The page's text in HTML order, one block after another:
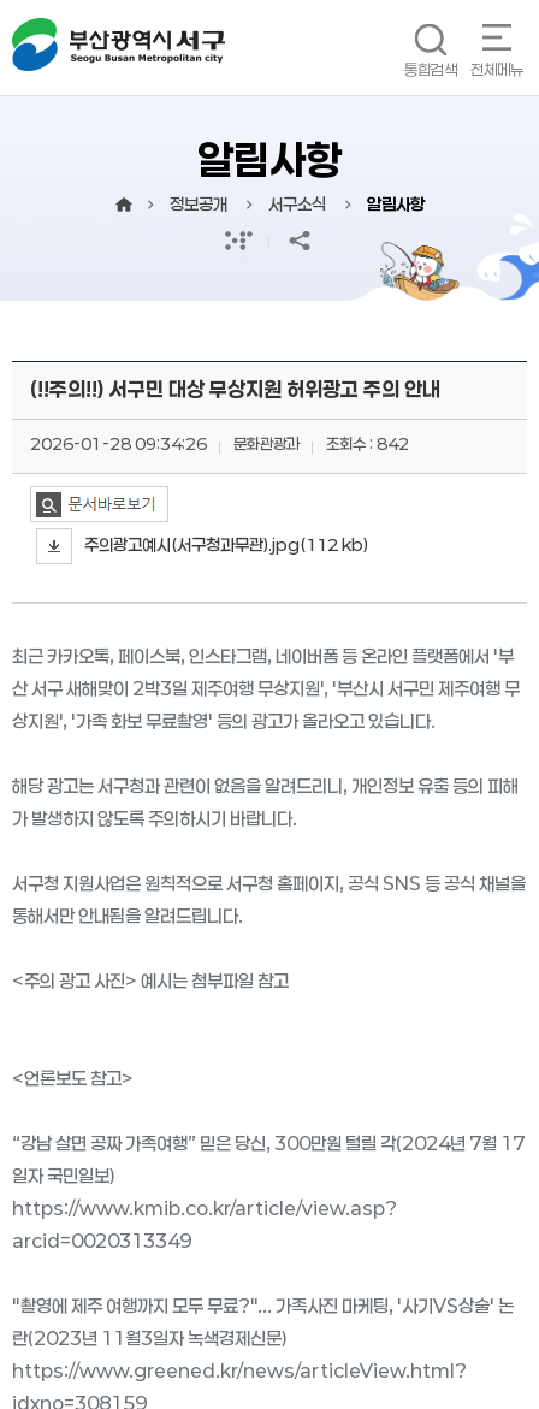
통합검색 전체메뉴
알림사항
정보공개 서구소식 알림사항
(!!주의!!) 서구민 대상 무상지원 허위광고 주의 안내
2026-01-28 09:34:26 문화관광과 조회수 : 842
주의광고예시(서구청과무관).jpg(112 kb)
최근 카카오톡, 페이스북, 인스타그램, 네이버폼 등 온라인 플랫폼에서 '부
산 서구 새해맞이 2박3일 제주여행 무상지원', '부산시 서구민 제주여행 무
상지원', '가족 화보 무료촬영' 등의 광고가 올라오고 있습니다.
해당 광고는 서구청과 관련이 없음을 알려드리니, 개인정보 유출 등의 피해
가 발생하지 않도록 주의하시기 바랍니다.
서구청 지원사업은 원칙적으로 서구청 홈페이지, 공식 SNS 등 공식 채널을
통해서만 안내됨을 알려드립니다.
<주의 광고 사진> 예시는 첨부파일 참고
<언론보도 참고>
“강남 살면 공짜 가족여행” 믿은 당신, 300만원 털릴 각(2024년 7월 17
일자 국민일보)
https://www.kmib.co.kr/article/view.asp?
arcid=0020313349
"촬영에 제주 여행까지 모두 무료?"... 가족사진 마케팅, '사기VS상술' 논
란(2023년 11월3일자 녹색경제신문)
https://www.greened.kr/news/articleView.html?
idxno=308159